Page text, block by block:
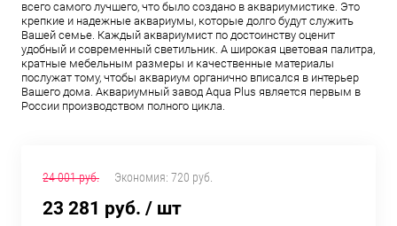
всего самого лучшего, что было создано в аквариумистике. Это
крепкие и надежные аквариумы, которые долго будут служить
Вашей семье. Каждый аквариумист по достоинству оценит
удобный и современный светильник. А широкая цветовая палитра,
кратные мебельным размеры и качественные материалы
послужат тому, чтобы аквариум органично вписался в интерьер
Вашего дома. Аквариумный завод Aqua Plus является первым в
России производством полного цикла.
24 001 руб. Экономия: 720 руб.
23 281 руб. / шт